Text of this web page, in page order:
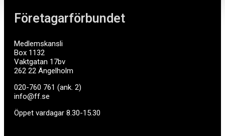
Företagarförbundet
Medlemskansli
Box 1132
Vaktgatan 17bv
262 22 Ängelholm
020-760 761 (ank. 2)
info@ff.se
Öppet vardagar 8.30-15.30